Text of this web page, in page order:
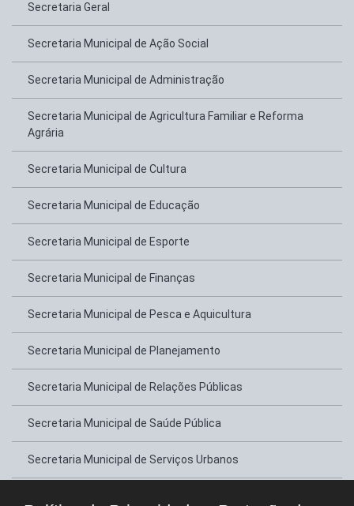
Secretaria Geral
Secretaria Municipal de Ação Social
Secretaria Municipal de Administração
Secretaria Municipal de Agricultura Familiar e Reforma
Agrária
Secretaria Municipal de Cultura
Secretaria Municipal de Educação
Secretaria Municipal de Esporte
Secretaria Municipal de Finanças
Secretaria Municipal de Pesca e Aquicultura
Secretaria Municipal de Planejamento
Secretaria Municipal de Relações Públicas
Secretaria Municipal de Saúde Pública
Secretaria Municipal de Serviços Urbanos